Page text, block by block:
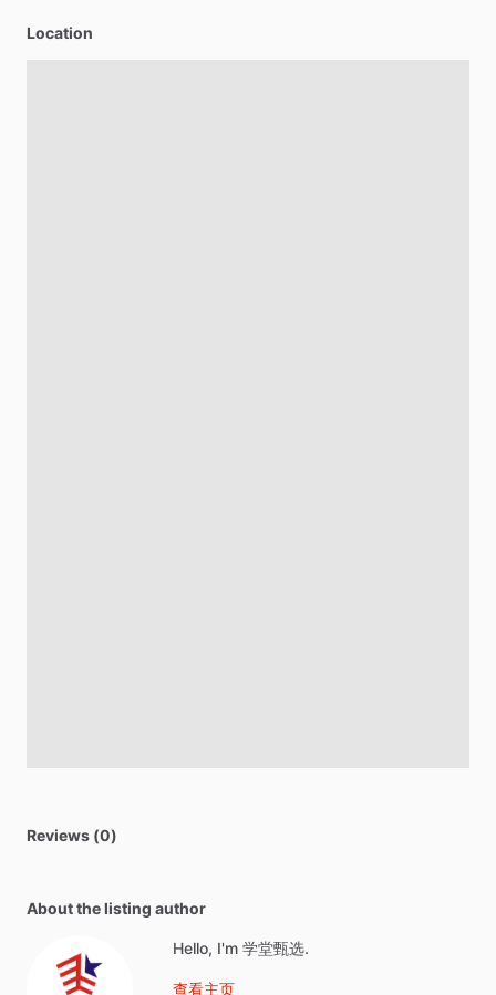
Location
Reviews (0)
About the listing author
Hello, I'm 学堂甄选.
查看主页